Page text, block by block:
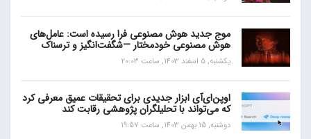
موج جدید هوش مصنوعی فرا رسیده است: عامل‌های
هوش مصنوعی خودمختار —شگفت‌انگیز و ترسناک
یکشنبه, 5 اسفند 1403, ساعت 20:03
اوپن‌ای‌آی ابزار جدیدی برای تحقیقات عمیق معرفی کرد
که می‌تواند با تحلیلگران پژوهشی رقابت کند
دوشنبه, 15 بهمن 1403, ساعت 19:57